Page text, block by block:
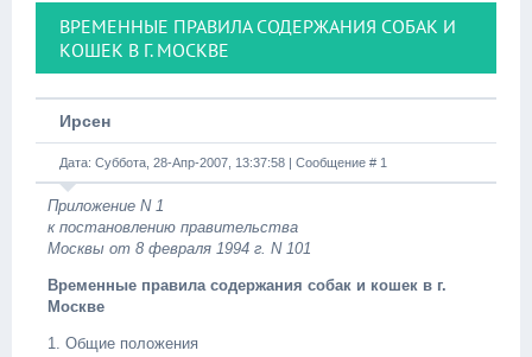
ВРЕМЕННЫЕ ПРАВИЛА СОДЕРЖАНИЯ СОБАК И
КОШЕК В Г. МОСКВЕ
Ирсен
Дата: Суббота, 28-Апр-2007, 13:37:58 | Сообщение # 1
Приложение N 1
к постановлению правительства
Москвы от 8 февраля 1994 г. N 101
Временные правила содержания собак и кошек в г.
Москве
1. Общие положения